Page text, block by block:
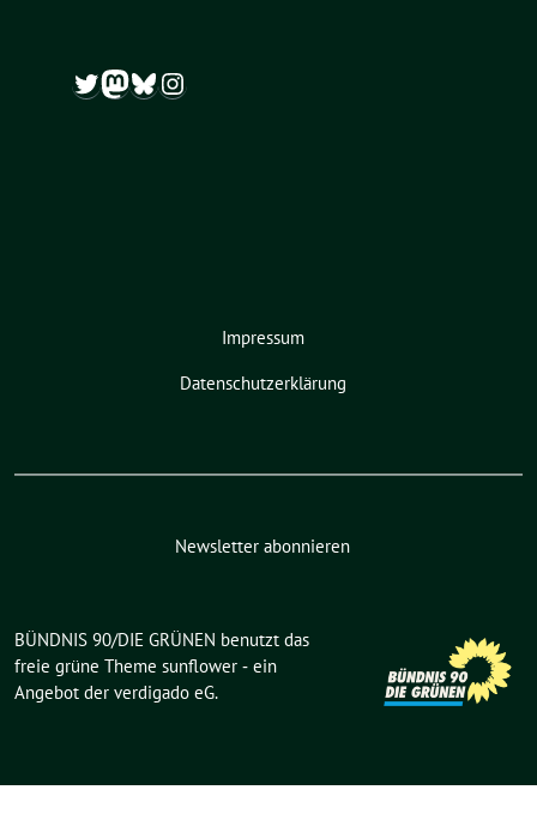
Twitter
Mastodon
Bluesky
Instagram
Impressum
Datenschutzerklärung
Newsletter abonnieren
BÜNDNIS 90/DIE GRÜNEN benutzt das
freie grüne Theme sunflower ‐ ein
Angebot der verdigado eG.